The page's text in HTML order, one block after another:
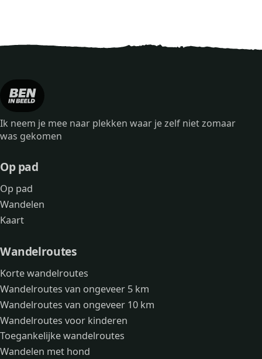
Ik neem je mee naar plekken waar je zelf niet zomaar
was gekomen
Op pad
Op pad
Wandelen
Kaart
Wandelroutes
Korte wandelroutes
Wandelroutes van ongeveer 5 km
Wandelroutes van ongeveer 10 km
Wandelroutes voor kinderen
Toegankelijke wandelroutes
Wandelen met hond